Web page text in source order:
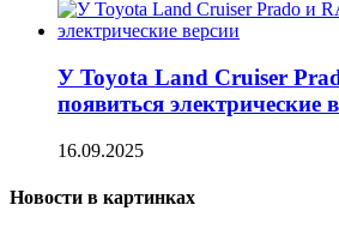
У Toyota Land Cruiser
появиться электрические
16.09.2025
Новости в картинках